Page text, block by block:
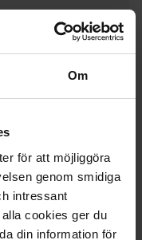
Om
för att möjliggöra
genom smidiga
intressant
cookies ger du
din information för